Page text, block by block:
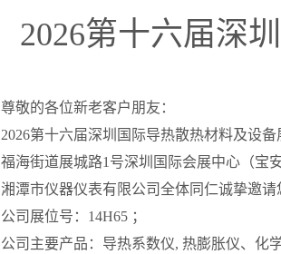
2026第十六届深
尊敬的各位新老客户朋友：
2026第十六届深圳国际导热散热材料及设
福海街道展城路1号深圳国际会展中心（宝
湘潭市仪器仪表有限公司全体同仁诚挚邀请
公司展位号：14H65 ；
公司主要产品：导热系数仪, 热膨胀仪、化